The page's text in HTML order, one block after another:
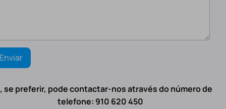
se preferir, pode contactar-nos através do número de
telefone: 910 620 450